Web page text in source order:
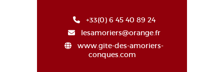
+33(0) 6 45 40 89 24
lesamoriers@orange.fr
www.gite-des-amoriers-
conques.com